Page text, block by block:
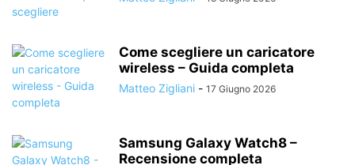
Come scegliere un caricatore
wireless – Guida completa
Matteo Zigliani - 17 Giugno 2026
Samsung Galaxy Watch8 –
Recensione completa